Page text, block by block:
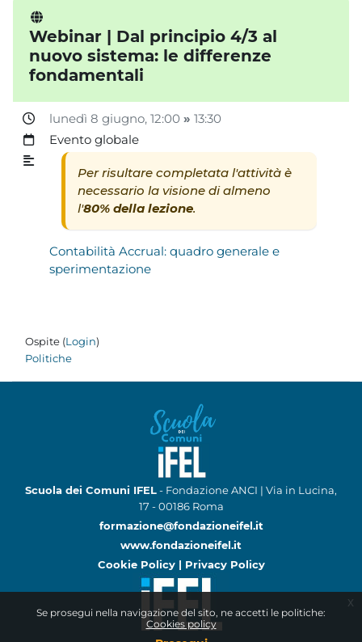
Se prosegui nella navigazione del sito, ne accetti le politiche:
Cookies policy
x
Webinar | Dal principio 4/3 al
nuovo sistema: le differenze
fondamentali
lunedì 8 giugno, 12:00» 13:30
Evento globale
Per risultare completata l'attività è
necessario la visione di almeno
l'80% della lezione.
Contabilità Accrual: quadro generale e
sperimentazione
Ospite (Login)
Politiche
Scuola dei Comuni IFEL- Fondazione ANCI | Via in Lucina,
17 - 00186 Roma
formazione@fondazioneifel.it
www.fondazioneifel.it
Cookie Policy | Privacy Policy